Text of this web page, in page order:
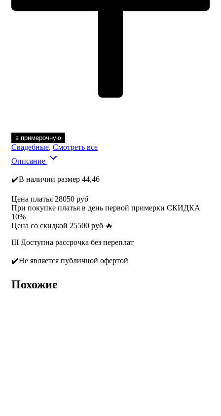
в примерочную
Свадебные, Смотреть все
Описание
✔️В наличии размер 44,46
Цена платья 28050 руб
При покупке платья в день первой примерки СКИДКА
10%
Цена со скидкой 25500 руб 🔥
III Доступна рассрочка без переплат
✔️Не является публичной офертой
Похожие